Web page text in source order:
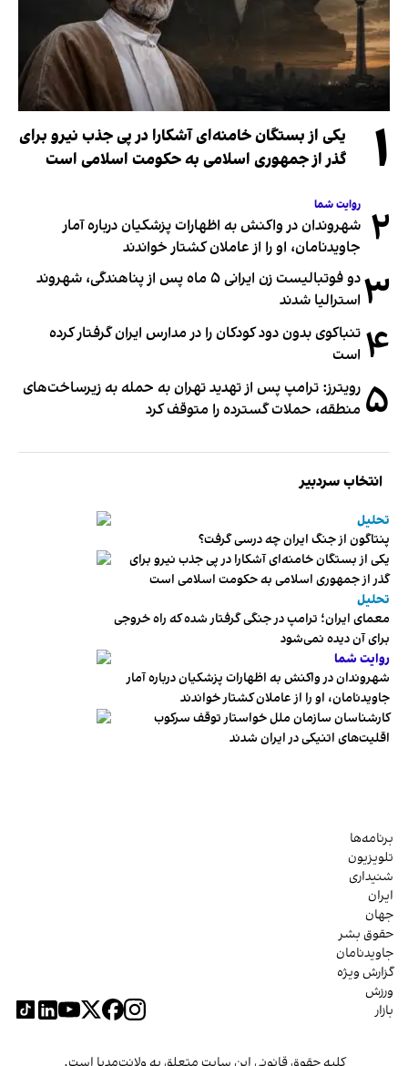
۱
یکی از بستگان خامنه‌ای آشکارا در پی جذب نیرو برای
گذر از جمهوری اسلامی به حکومت اسلامی است
۲ روایت شما
شهروندان در واکنش به اظهارات پزشکیان درباره آمار
جاویدنامان، او را از عاملان کشتار خواندند
۳
دو فوتبالیست زن ایرانی ۵ ماه پس از پناهندگی، شهروند
استرالیا شدند
۴ تنباکوی بدون دود کودکان را در مدارس ایران گرفتار کرده
است
۵ رویترز: ترامپ پس از تهدید تهران به حمله به زیرساخت‌های
منطقه، حملات گسترده را متوقف کرد
انتخاب سردبیر
تحلیل
پنتاگون از جنگ ایران چه درسی گرفت؟
یکی از بستگان خامنه‌ای آشکارا در پی جذب نیرو برای
گذر از جمهوری اسلامی به حکومت اسلامی است
تحلیل
معمای ایران؛ ترامپ در جنگی گرفتار شده که راه خروجی
برای آن دیده نمی‌شود
روایت شما
شهروندان در واکنش به اظهارات پزشکیان درباره آمار
جاویدنامان، او را از عاملان کشتار خواندند
کارشناسان سازمان ملل خواستار توقف سرکوب
اقلیت‌های اتنیکی در ایران شدند
برنامه‌ها
تلویزیون
شنیداری
ایران
جهان
حقوق بشر
جاویدنامان
گزارش ویژه
ورزش
بازار